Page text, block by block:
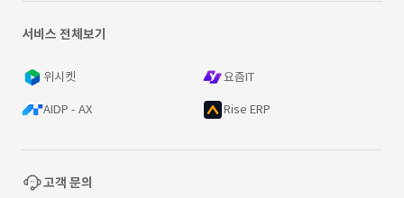
서비스 전체보기
위시켓 요즘IT
AIDP - AX Rise ERP
고객 문의